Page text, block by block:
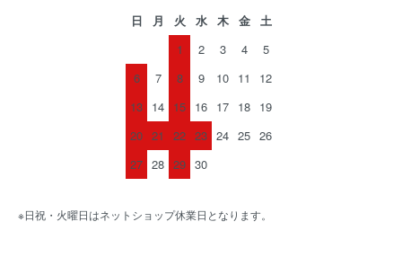
日 月 火 水 木 金
土
1
2 3 4
5
6
7 8 9 10 11
12
13 14 15 16 17 18 19
20 21 22 23 24 25 26
27 28 29 30
※日祝・火曜日はネットショップ休業日となります。